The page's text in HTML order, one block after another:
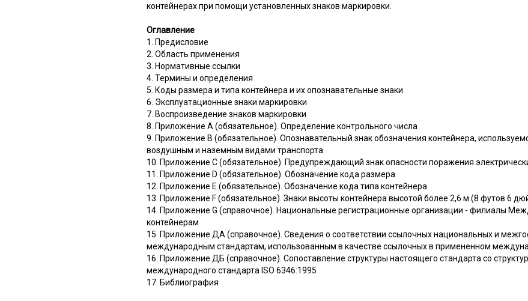
контейнерах при помощи установленных знаков маркировки.
Оглавление
1. Предисловие
2. Область применения
3. Нормативные ссылки
4. Термины и определения
5. Коды размера и типа контейнера и их опознавательные знаки
6. Эксплуатационные знаки маркировки
7. Воспроизведение знаков маркировки
8. Приложение A (обязательное). Определение контрольного числа
9. Приложение B (обязательное). Опознавательный знак обозначения контейнера,
воздушным и наземным видами транспорта
10. Приложение C (обязательное). Предупреждающий знак опасности поражения
11. Приложение D (обязательное). Обозначение кода размера
12. Приложение E (обязательное). Обозначение кода типа контейнера
13. Приложение F (обязательное). Знаки высоты контейнера высотой более 2,6 м (8 футов 6
14. Приложение G (справочное). Национальные регистрационные организации - филиалы
контейнерам
15. Приложение ДА (справочное). Сведения о соответствии ссылочных национальных и
международным стандартам, использованным в качестве ссылочных в примененном
16. Приложение ДБ (справочное). Сопоставление структуры настоящего стандарта со
международного стандарта ISO 6346:1995
17. Библиография